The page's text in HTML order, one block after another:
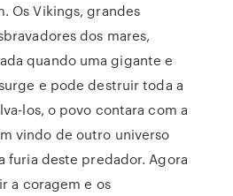
Os Vikings, grandes
dos mares,
quando uma gigante e
e pode destruir toda a
los, o povo contara com a
vindo de outro universo
furia deste predador. Agora
a coragem e os